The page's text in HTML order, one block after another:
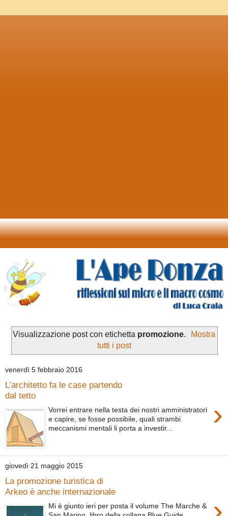
Visualizzazione post con etichetta promozione.
Mostra
tutti i post
venerdì 5 febbraio 2016
L’architetto fa le case partendo
dal tetto
›
Vorrei entrare nella testa dei nostri amministratori
e capire, se fosse possibile, quali strambi
meccanismi mentali li porta a investir...
giovedì 21 maggio 2015
La promozione turistica di
Arkeo è anche internazionale
Mi è giunto ieri per posta il volume The Marche &